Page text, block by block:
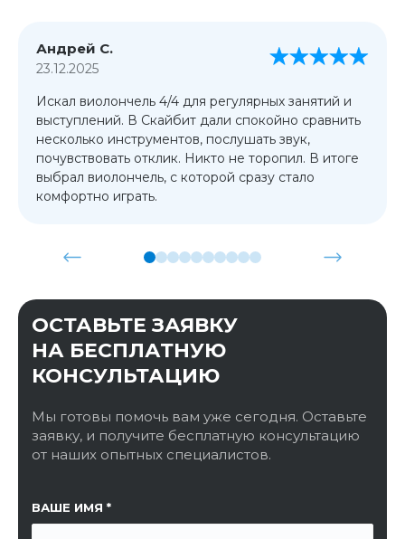
Андрей С.
23.12.2025
Искал виолончель 4/4 для регулярных занятий и
выступлений. В Скайбит дали спокойно сравнить
несколько инструментов, послушать звук,
почувствовать отклик. Никто не торопил. В итоге
выбрал виолончель, с которой сразу стало
комфортно играть.
ОСТАВЬТЕ ЗАЯВКУ
НА БЕСПЛАТНУЮ
КОНСУЛЬТАЦИЮ
Мы готовы помочь вам уже сегодня. Оставьте
заявку, и получите бесплатную консультацию
от наших опытных специалистов.
ВАШЕ ИМЯ
ССЫЛКА НА СТРАНИЦУ